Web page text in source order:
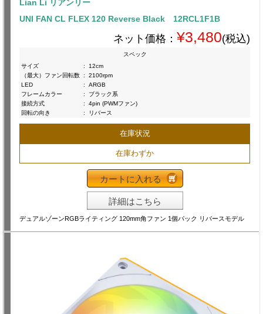
Lian Li リアンリー
UNI FAN CL FLEX 120 Reverse Black 12RCL1F1B
ネット価格： ¥3,480(税込)
スペック
サイズ
:
12cm
（最大）ファン回転数 :
2100rpm
LED
:
ARGB
フレームカラー
:
ブラック系
接続方式
:
4pin (PWMファン)
回転の向き
: リバース
在庫状況
在庫わずか
カートに入れる
詳細はこちら
デュアルゾーンRGBライティング 120mm角ファン 1個パック リバースモデル